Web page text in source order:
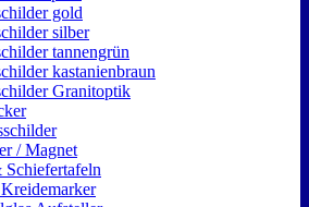
gold
silber
tannengrün
kastanienbraun
Granitoptik
/ Magnet